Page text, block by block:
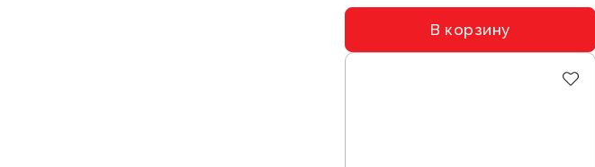
В корзину